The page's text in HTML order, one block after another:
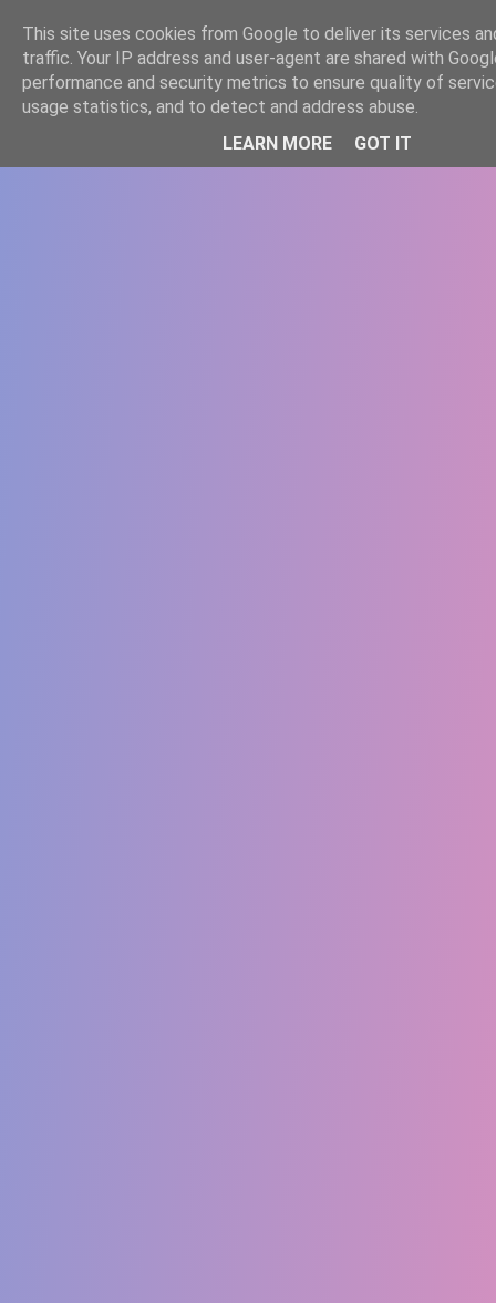
WWW.GAZISTI.RO
This site uses cookies from Google to deliver its services
traffic. Your IP address and user-agent are shared with
performance and security metrics to ensure quality of
usage statistics, and to detect and address abuse.
LEARN MORE
GOT IT